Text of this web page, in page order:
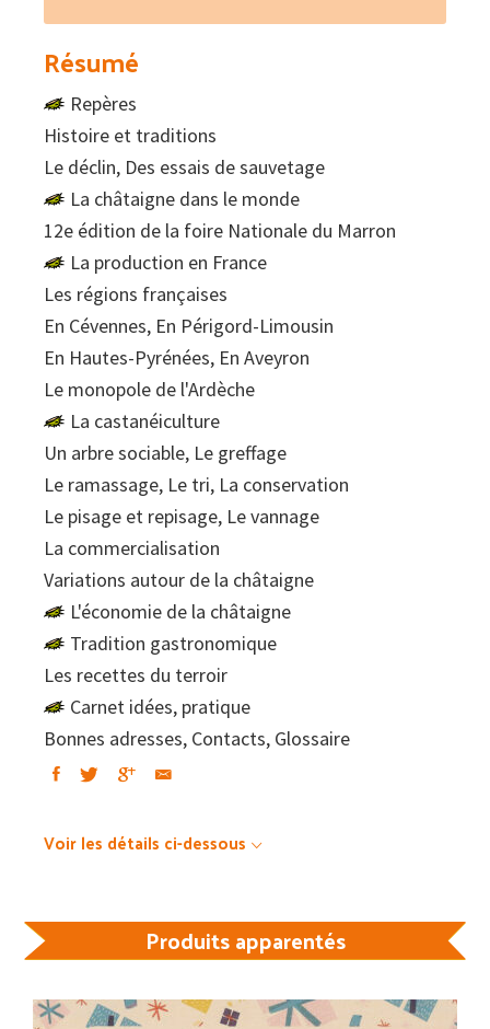
Résumé
Repères
Histoire et traditions
Le déclin, Des essais de sauvetage
La châtaigne dans le monde
12e édition de la foire Nationale du Marron
La production en France
Les régions françaises
En Cévennes, En Périgord-Limousin
En Hautes-Pyrénées, En Aveyron
Le monopole de l'Ardèche
La castanéiculture
Un arbre sociable, Le greffage
Le ramassage, Le tri, La conservation
Le pisage et repisage, Le vannage
La commercialisation
Variations autour de la châtaigne
L'économie de la châtaigne
Tradition gastronomique
Les recettes du terroir
Carnet idées, pratique
Bonnes adresses, Contacts, Glossaire
Voir les détails ci-dessous
Produits apparentés